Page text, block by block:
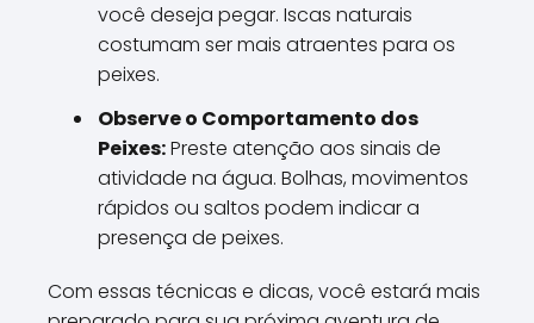
você deseja pegar. Iscas naturais
costumam ser mais atraentes para os
peixes.
Observe o Comportamento dos
Peixes:Preste atenção aos sinais de
atividade na água. Bolhas, movimentos
rápidos ou saltos podem indicar a
presença de peixes.
Com essas técnicas e dicas, você estará mais